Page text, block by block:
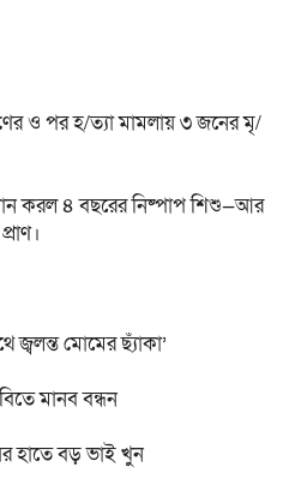
ও পর হ/ত্যা মামলায় ৩ জনের মৃ/
করল ৪ বছরের নিষ্পাপ শিশু—আর
জ্বলন্ত মোমের ছ্যাঁকা’
মানব বন্ধন
হাতে বড় ভাই খুন